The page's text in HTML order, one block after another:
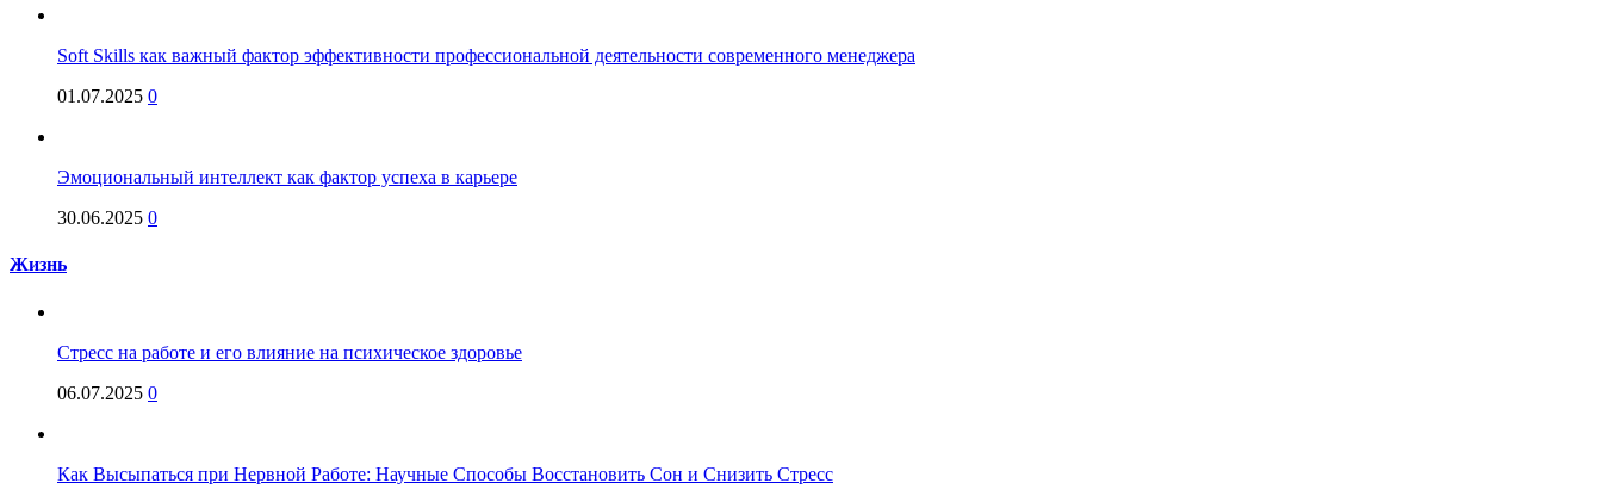
Soft Skills как важный фактор эффективности профессиональной деятельности современного менеджера
01.07.2025 0
Эмоциональный интеллект как фактор успеха в карьере
30.06.2025 0
Жизнь
Стресс на работе и его влияние на психическое здоровье
06.07.2025 0
Как Высыпаться при Нервной Работе: Научные Способы Восстановить Сон и Снизить Стресс